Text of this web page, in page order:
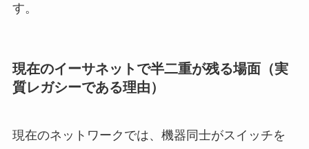
す。
現在のイーサネットで半二重が残る場面（実
質レガシーである理由）
現在のネットワークでは、機器同士がスイッチを